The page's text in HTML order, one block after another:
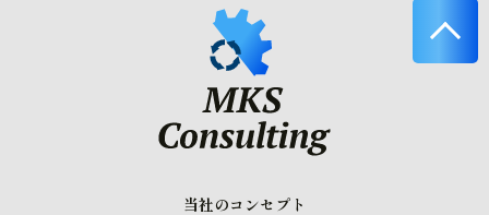
当社のコンセプト